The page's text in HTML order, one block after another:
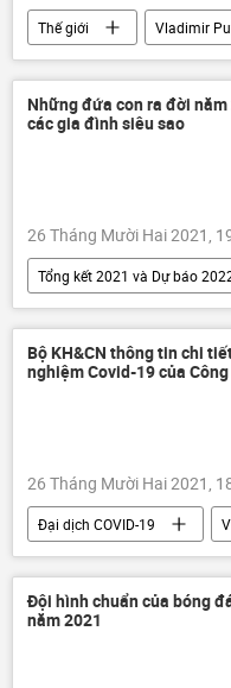
Thế giới Vladimir
Những đứa con ra đời
các gia đình siêu sao
26 Tháng Mười Hai 2021,
Tổng kết 2021 và Dự báo
Naomi Campbell
Emily Ratajkowski
Bảo Thanh
Giải trí
Bộ KH&CN thông tin chi
nghiệm Covid-19 của
26 Tháng Mười Hai 2021,
Đại dịch COVID-19
Xã hội
Bộ Y Tế Việt
Pháp luật
Đội hình chuẩn của bóng
năm 2021